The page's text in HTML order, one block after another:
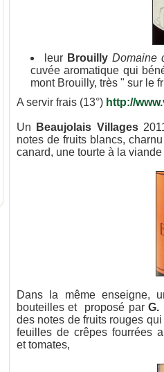
leur Brouilly Domaine
cuvée aromatique qui
mont Brouilly, très " sur le
A servir frais (13°) http://
Un Beaujolais Villages
notes de fruits blancs,
canard, une tourte à la
Dans la même enseigne,
bouteilles et proposé par G.
des notes de fruits rouges
feuilles de crêpes fourrées
et tomates,